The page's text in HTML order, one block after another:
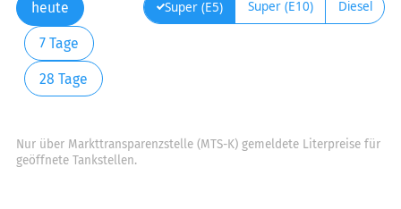
heute
7 Tage
28 Tage
Super (E5) Super (E10) Diesel
Nur über Markttransparenzstelle (MTS-K) gemeldete Literpreise für
geöffnete Tankstellen.